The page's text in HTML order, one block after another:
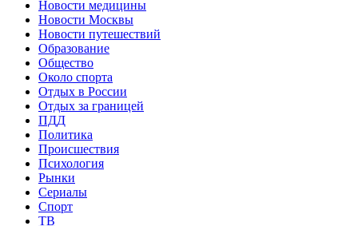
Новости медицины
Новости Москвы
Новости путешествий
Образование
Общество
Около спорта
Отдых в России
Отдых за границей
ПДД
Политика
Происшествия
Психология
Рынки
Сериалы
Спорт
ТВ